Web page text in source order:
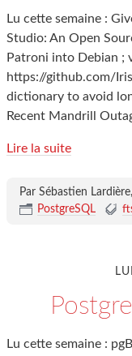
Lu cette semaine :
Studio: An Open
Patroni into Debian ;
https://github.com/
dictionary to avoid
Recent Mandrill
Lire la suite
Par Sébastien Lardière,
PostgreSQL
Lu cette semaine :